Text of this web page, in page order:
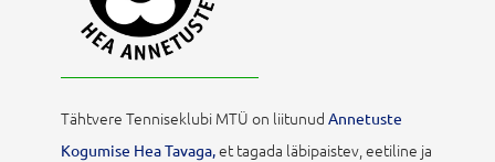
Tähtvere Tenniseklubi MTÜ on liitunud Annetuste
Kogumise Hea Tavaga,et tagada läbipaistev, eetiline ja